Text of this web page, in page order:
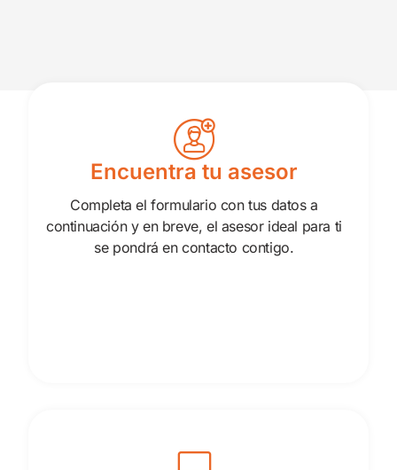
Encuentra tu asesor
Completa el formulario con tus datos a
continuación y en breve, el asesor ideal para ti
se pondrá en contacto contigo.